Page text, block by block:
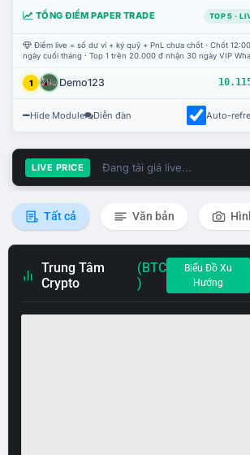
TỔNG ĐIỂM PAPER TRADE TOP 5 ·
Điểm live = số dư ví + ký quỹ + PnL chưa chốt · Chốt 12:00
ngày cuối tháng · Top 1 trên 20.000 đ nhận 30 ngày VIP
1 Demo123
Hide Module Diễn đàn Auto-
LIVE PRICE Đang tải giá live...
Tất cả Văn bản
Trung Tâm
Crypto
(BTC
)
Biểu Đồ Xu
Hướng